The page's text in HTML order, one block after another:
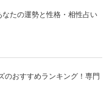
なたの運勢と性格・相性占い
のおすすめランキング！専門